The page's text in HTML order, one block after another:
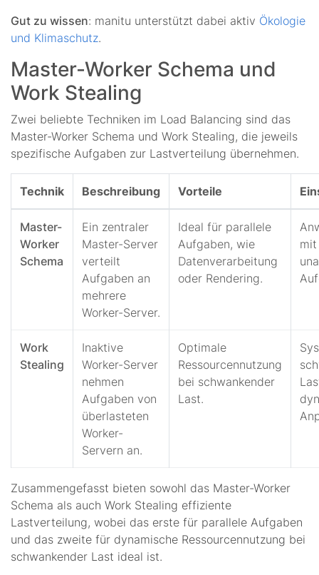
Gut zu wissen: manitu unterstützt dabei aktiv Ökologie
und Klimaschutz.
Master-Worker Schema und
Work Stealing
Zwei beliebte Techniken im Load Balancing sind das
Master-Worker Schema und Work Stealing, die jeweils
spezifische Aufgaben zur Lastverteilung übernehmen.
Technik Beschreibung Vorteile
Master-
Worker
Schema
Ein zentraler
Master-Server
verteilt
Aufgaben an
mehrere
Worker-Server.
Ideal für parallele
Aufgaben, wie
Datenverarbeitung
oder Rendering.
Work
Stealing
Inaktive
Worker-Server
nehmen
Aufgaben von
überlasteten
Worker-
Servern an.
Optimale
Ressourcennutzung
bei schwankender
Last.
Zusammengefasst bieten sowohl das Master-Worker
Schema als auch Work Stealing effiziente
Lastverteilung, wobei das erste für parallele Aufgaben
und das zweite für dynamische Ressourcennutzung bei
schwankender Last ideal ist.